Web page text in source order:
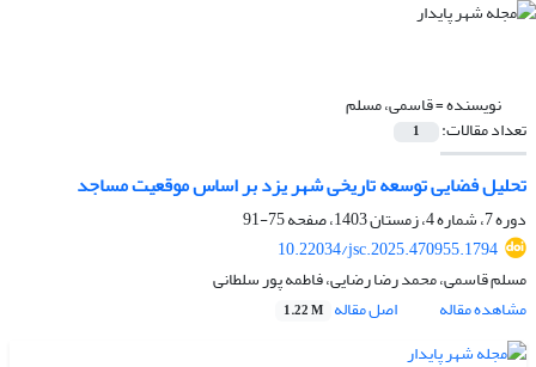
نویسنده =قاسمی، مسلم
تعداد مقالات: 1
تحلیل فضایی توسعه تاریخی شهر یزد بر اساس موقعیت مساجد
دوره 7، شماره 4، زمستان 1403، صفحه
75-91
10.22034/jsc.2025.470955.1794
مسلم قاسمی، محمد رضا رضایی، فاطمه پور سلطانی
مشاهده مقاله
اصل مقاله 1.22 M